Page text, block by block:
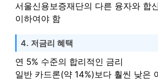
서울신용보증재단의 다른 융자와 합
이하여야 함
4. 저금리 혜택
연 5% 수준의 합리적인 금리
일반 카드론(약 14%)보다 훨씬 낮은